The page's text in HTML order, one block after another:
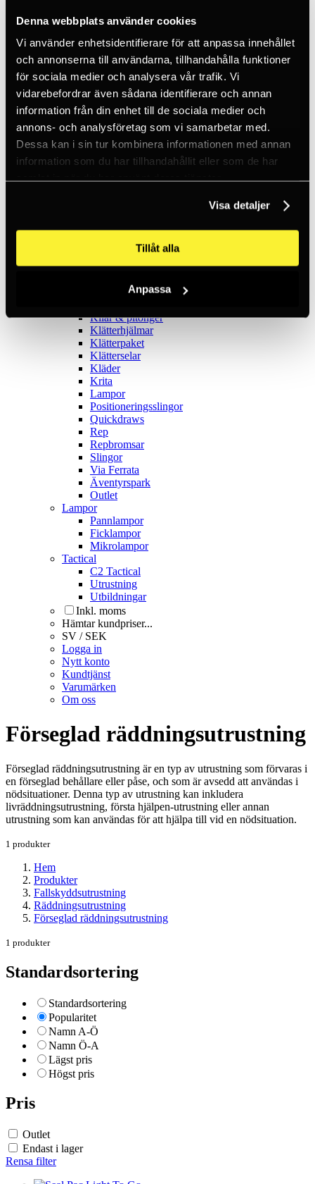
Denna webbplats använder cookies
Vi använder enhetsidentifierare för att anpassa innehållet
och annonserna till användarna, tillhandahålla funktioner
för sociala medier och analysera vår trafik. Vi
vidarebefordrar även sådana identifierare och annan
information från din enhet till de sociala medier och
annons- och analysföretag som vi samarbetar med.
Dessa kan i sin tur kombinera informationen med annan
information som du har tillhandahållit eller som de har
samlat in när du har använt deras tjänster.
Visa detaljer
Tillåt alla
Anpassa
Hjälmar
Karbiner
Nedfirningsdon
NFC
Rep
Repvinschar
Räddning
Skyddsutrustning
Smarta saker
Stödlinor
Visa alla
Crashpads
Isklättring
Kilar & pitonger
Klätterhjälmar
Klätterpaket
Klätterselar
Kläder
Krita
Lampor
Positioneringsslingor
Quickdraws
Rep
Repbromsar
Slingor
Via Ferrata
Äventyrspark
Outlet
Lampor
Pannlampor
Ficklampor
Mikrolampor
Tactical
C2 Tactical
Utrustning
Utbildningar
Inkl. moms
Hämtar kundpriser...
SV / SEK
Logga in
Nytt konto
Kundtjänst
Varumärken
Om oss
Förseglad räddningsutrustning
Förseglad räddningsutrustning är en typ av utrustning som förvaras i
en förseglad behållare eller påse, och som är avsedd att användas i
nödsituationer. Denna typ av utrustning kan inkludera
livräddningsutrustning, första hjälpen-utrustning eller annan
utrustning som kan användas för att hjälpa till vid en nödsituation.
1 produkter
Hem
Produkter
Fallskyddsutrustning
Räddningsutrustning
Förseglad räddningsutrustning
1 produkter
Standardsortering
Standardsortering
Popularitet
Namn A-Ö
Namn Ö-A
Lägst pris
Högst pris
Pris
Outlet
Endast i lager
Rensa filter